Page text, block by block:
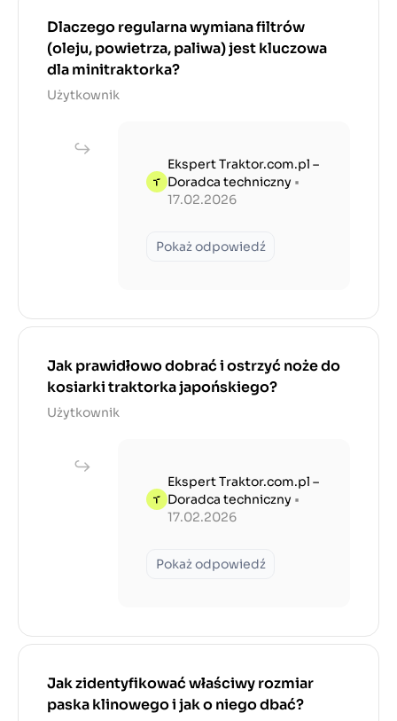
Dlaczego regularna wymiana filtrów
(oleju, powietrza, paliwa) jest kluczowa
dla minitraktorka?
Użytkownik
Ekspert Traktor.com.pl –
Doradca techniczny •
17.02.2026
Pokaż odpowiedź
Jak prawidłowo dobrać i ostrzyć noże do
kosiarki traktorka japońskiego?
Użytkownik
Ekspert Traktor.com.pl –
Doradca techniczny •
17.02.2026
Pokaż odpowiedź
Jak zidentyfikować właściwy rozmiar
paska klinowego i jak o niego dbać?